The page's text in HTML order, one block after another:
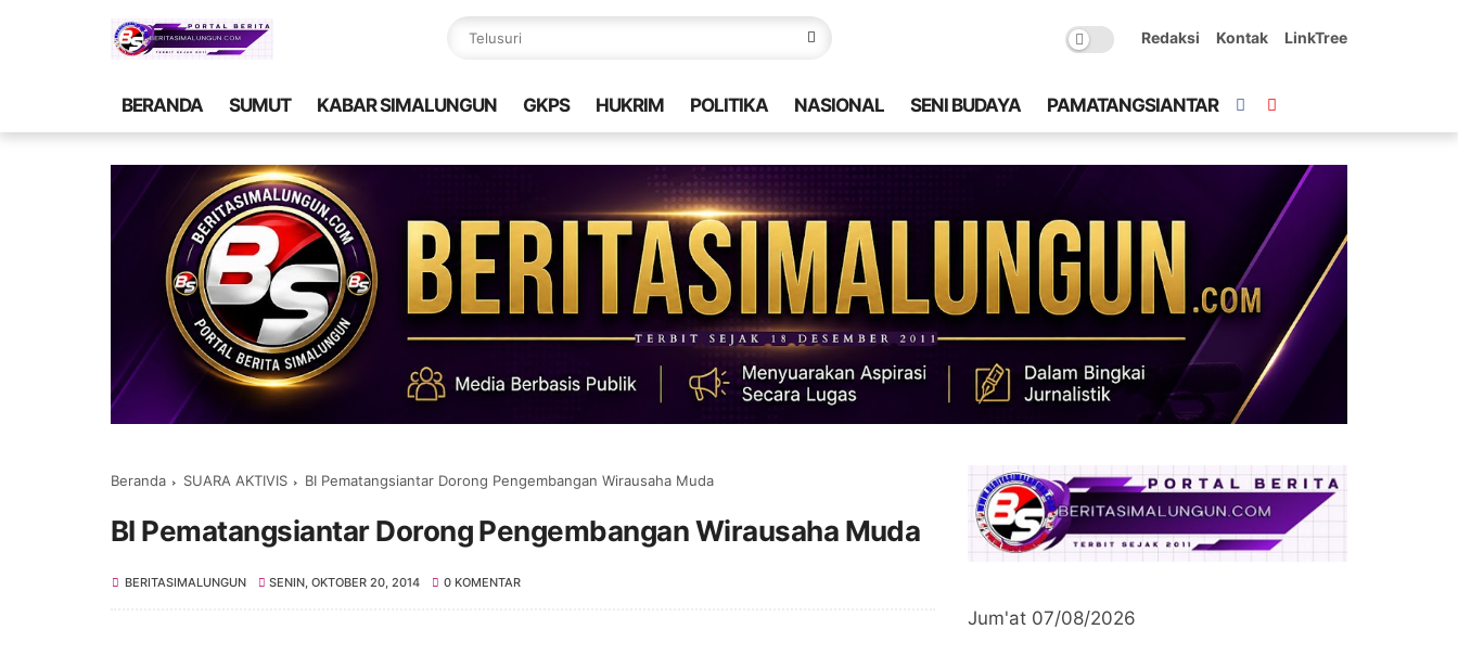
Redaksi Kontak LinkTree
BERANDA SUMUT KABAR SIMALUNGUN GKPS HUKRIM POLITIKA NASIONAL SENI BUDAYA PAMATANGSIANTAR
Beranda SUARA AKTIVIS BI Pematangsiantar Dorong Pengembangan Wirausaha Muda
BI Pematangsiantar Dorong Pengembangan Wirausaha Muda
BERITASIMALUNGUN SENIN, OKTOBER 20, 2014 0 KOMENTAR
Jum'at 07/08/2026